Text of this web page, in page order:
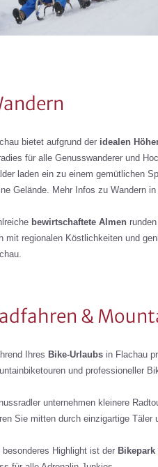
bietet aufgrund der idealen
für alle Genusswanderer und
laden ein zu einem gemütlichen
Gelände. Mehr Infos zu Wandern
bewirtschaftete Almen
mit regionalen Köstlichkeiten und
&
Ihres Bike-Urlaubs in Flachau
und professioneller
unternehmen kleinere
Sie mitten durch einzigartige Täler
besonderes Highlight ist der Bikepark